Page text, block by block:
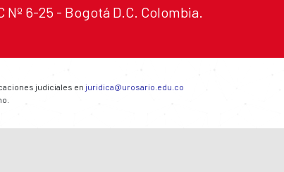
Nº 6-25 - Bogotá D.C. Colombia.
judiciales en juridica@urosario.edu.co